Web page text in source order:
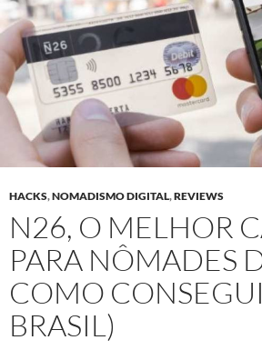
HACKS,NOMADISMO DIGITAL,REVIEWS
N26, O MELHOR
PARA NÔMADES
COMO
BRASIL)